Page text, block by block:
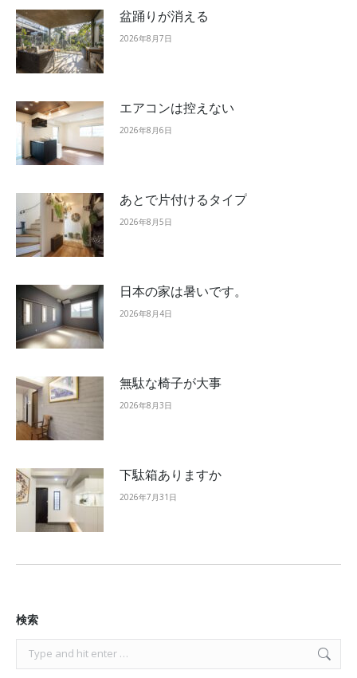
盆踊りが消える
2026年8月7日
エアコンは控えない
2026年8月6日
あとで片付けるタイプ
2026年8月5日
日本の家は暑いです。
2026年8月4日
無駄な椅子が大事
2026年8月3日
下駄箱ありますか
2026年7月31日
検索
Search: